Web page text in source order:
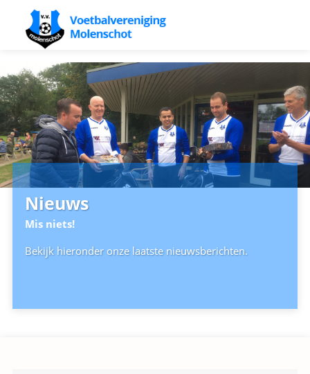
Nieuws
Mis niets!
Bekijk hieronder onze laatste nieuwsberichten.